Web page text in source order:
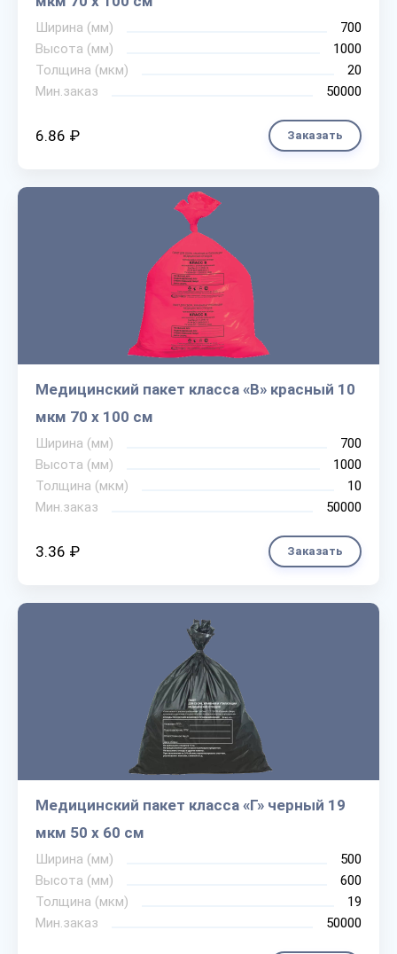
Ширина (мм)
700
Высота (мм)
1000
Толщина (мкм)
20
Мин.заказ
50000
6.86 ₽ Заказать
Медицинский пакет класса «В» красный 10
мкм 70 х 100 см
Ширина (мм)
700
Высота (мм)
1000
Толщина (мкм)
10
Мин.заказ
50000
3.36 ₽ Заказать
Медицинский пакет класса «Г» черный 19
мкм 50 х 60 см
Ширина (мм)
500
Высота (мм)
600
Толщина (мкм)
19
Мин.заказ
50000